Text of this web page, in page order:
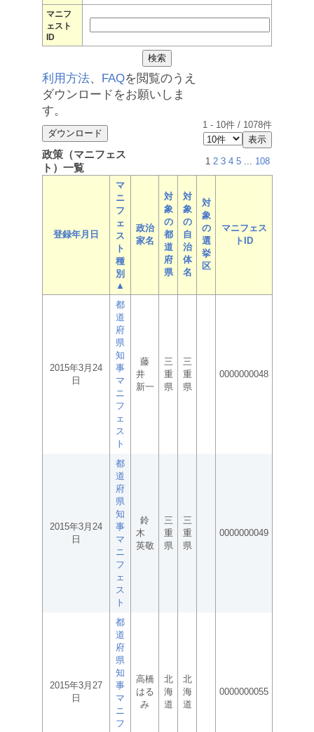
マニフ
ェスト
ID
利用方法、 FAQを閲覧のうえ
ダウンロードをお願いしま
す。
1 - 10件 / 1078件
政策（マニフェス
ト）一覧
1 2 3 4 5 ... 108
登録年月日
マ
ニ
フ
ェ
ス
ト
種
別
▲
政治
家名
対
象
の
都
道
府
県
対
象
の
自
治
体
名
対
象
の
選
挙
区
マニフェス
トID
2015年3月24
日
都
道
府
県
知
事
マ
ニ
フ
ェ
ス
ト
藤
井
新一
三
重
県
三
重
県
0000000048
2015年3月24
日
都
道
府
県
知
事
マ
ニ
フ
ェ
ス
ト
鈴
木
英敬
三
重
県
三
重
県
0000000049
2015年3月27
日
都
道
府
県
知
事
マ
ニ
フ
高橋
はる
み
北
海
道
北
海
道
0000000055